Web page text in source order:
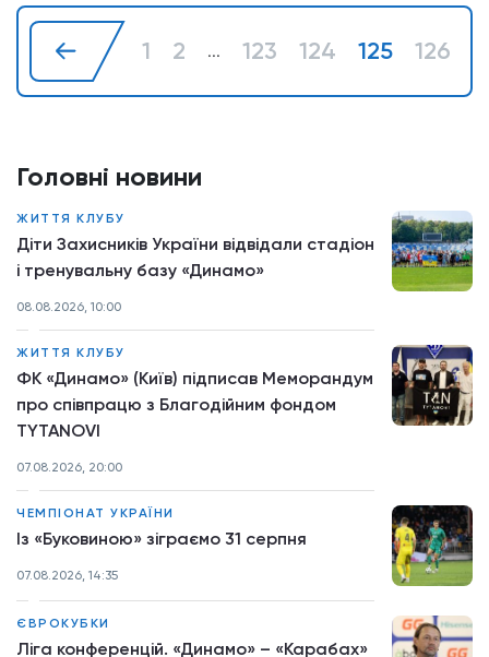
1 2 ... 123 124 125 126
Головні новини
ЖИТТЯ КЛУБУ
Діти Захисників України відвідали стадіон
і тренувальну базу «Динамо»
08.08.2026, 10:00
ЖИТТЯ КЛУБУ
ФК «Динамо» (Київ) підписав Меморандум
про співпрацю з Благодійним фондом
TYTANOVI
07.08.2026, 20:00
ЧЕМПІОНАТ УКРАЇНИ
Із «Буковиною» зіграємо 31 серпня
07.08.2026, 14:35
ЄВРОКУБКИ
Ліга конференцій. «Динамо» – «Карабах»